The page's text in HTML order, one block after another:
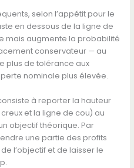
selon l’appétit pour le
en dessous de la ligne de
mais augmente la probabilité
conservateur — au
plus de tolérance aux
nominale plus élevée.
à reporter la hauteur
et la ligne de cou) au
objectif théorique. Par
une partie des profits
l’objectif et de laisser le